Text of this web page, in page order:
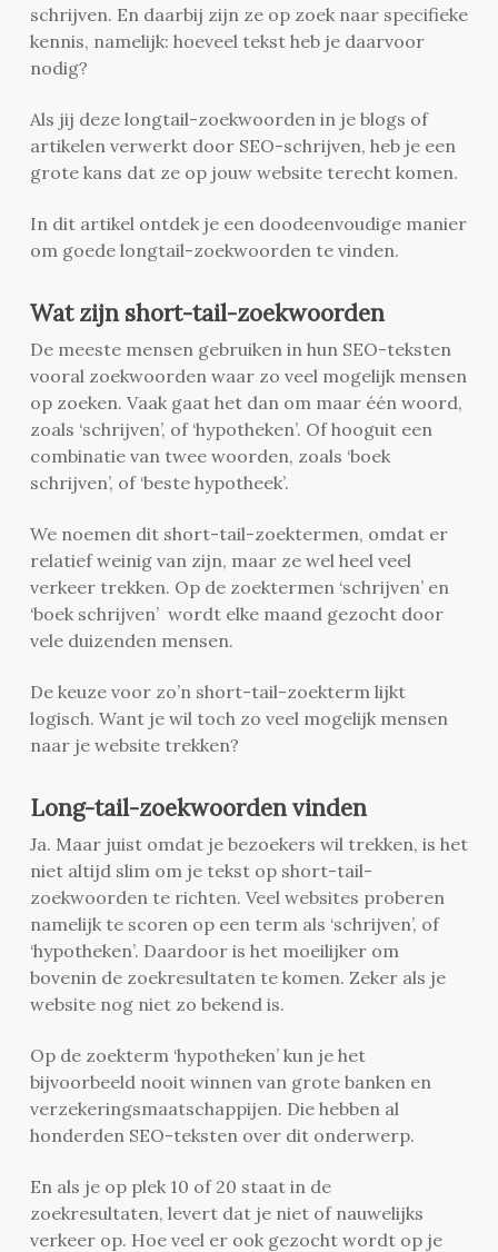
schrijven. En daarbij zijn ze op zoek naar specifieke
kennis, namelijk: hoeveel tekst heb je daarvoor
nodig?
Als jij deze longtail-zoekwoorden in je blogs of
artikelen verwerkt door SEO-schrijven, heb je een
grote kans dat ze op jouw website terecht komen.
In dit artikel ontdek je een doodeenvoudige manier
om goede longtail-zoekwoorden te vinden.
Wat zijn short-tail-zoekwoorden
De meeste mensen gebruiken in hun SEO-teksten
vooral zoekwoorden waar zo veel mogelijk mensen
op zoeken. Vaak gaat het dan om maar één woord,
zoals ‘schrijven’, of ‘hypotheken’. Of hooguit een
combinatie van twee woorden, zoals ‘boek
schrijven’, of ‘beste hypotheek’.
We noemen dit short-tail-zoektermen, omdat er
relatief weinig van zijn, maar ze wel heel veel
verkeer trekken. Op de zoektermen ‘schrijven’ en
‘boek schrijven’ wordt elke maand gezocht door
vele duizenden mensen.
De keuze voor zo’n short-tail-zoekterm lijkt
logisch. Want je wil toch zo veel mogelijk mensen
naar je website trekken?
Long-tail-zoekwoorden vinden
Ja. Maar juist omdat je bezoekers wil trekken, is het
niet altijd slim om je tekst op short-tail-
zoekwoorden te richten. Veel websites proberen
namelijk te scoren op een term als ‘schrijven’, of
‘hypotheken’. Daardoor is het moeilijker om
bovenin de zoekresultaten te komen. Zeker als je
website nog niet zo bekend is.
Op de zoekterm ‘hypotheken’ kun je het
bijvoorbeeld nooit winnen van grote banken en
verzekeringsmaatschappijen. Die hebben al
honderden SEO-teksten over dit onderwerp.
En als je op plek 10 of 20 staat in de
zoekresultaten, levert dat je niet of nauwelijks
verkeer op. Hoe veel er ook gezocht wordt op je